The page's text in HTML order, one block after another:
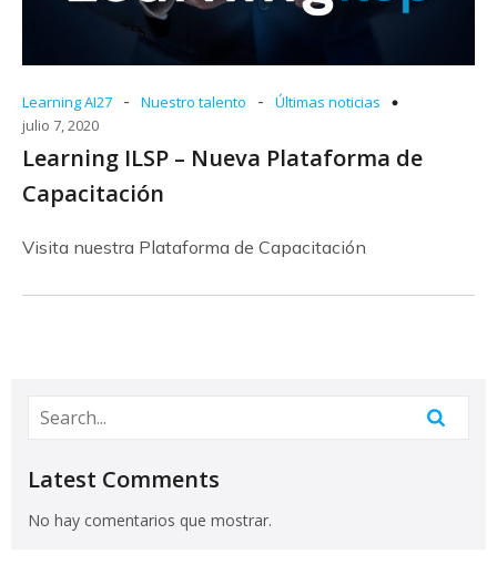
Learning AI27 - Nuestro talento -
Últimas noticias
julio 7, 2020
Learning ILSP – Nueva Plataforma de
Capacitación
Visita nuestra Plataforma de Capacitación
Latest Comments
No hay comentarios que mostrar.